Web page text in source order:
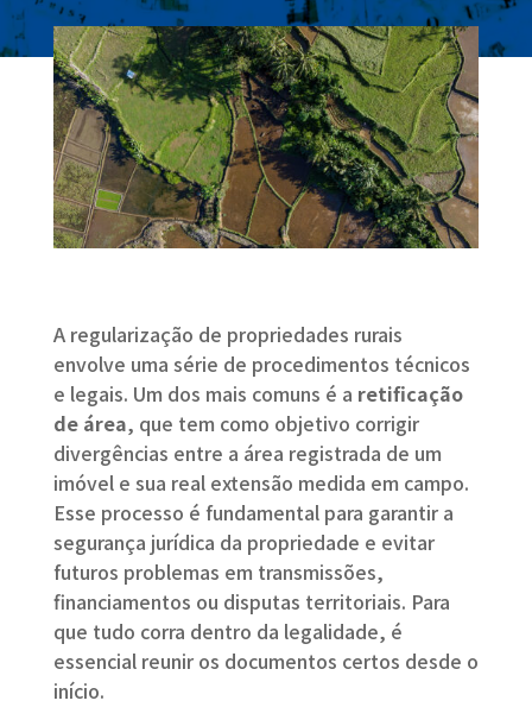
A regularização de propriedades rurais
envolve uma série de procedimentos técnicos
e legais. Um dos mais comuns é a retificação
de área, que tem como objetivo corrigir
divergências entre a área registrada de um
imóvel e sua real extensão medida em campo.
Esse processo é fundamental para garantir a
segurança jurídica da propriedade e evitar
futuros problemas em transmissões,
financiamentos ou disputas territoriais. Para
que tudo corra dentro da legalidade, é
essencial reunir os documentos certos desde o
início.